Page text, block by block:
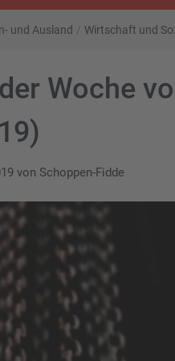
und Ausland / Wirtschaft und
Woche
von Schoppen-Fidde